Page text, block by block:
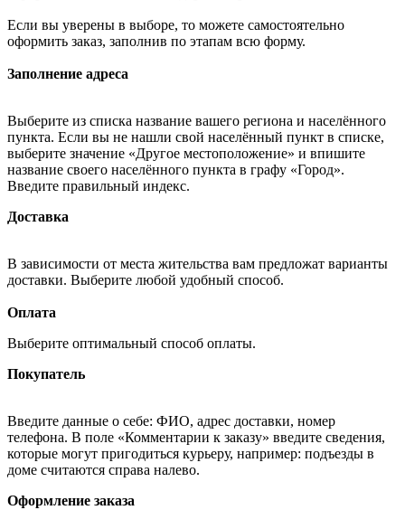
Если вы уверены в выборе, то можете самостоятельно
оформить заказ, заполнив по этапам всю форму.
Заполнение адреса
Выберите из списка название вашего региона и населённого
пункта. Если вы не нашли свой населённый пункт в списке,
выберите значение «Другое местоположение» и впишите
название своего населённого пункта в графу «Город».
Введите правильный индекс.
Доставка
В зависимости от места жительства вам предложат варианты
доставки. Выберите любой удобный способ.
Оплата
Выберите оптимальный способ оплаты.
Покупатель
Введите данные о себе: ФИО, адрес доставки, номер
телефона. В поле «Комментарии к заказу» введите сведения,
которые могут пригодиться курьеру, например: подъезды в
доме считаются справа налево.
Оформление заказа